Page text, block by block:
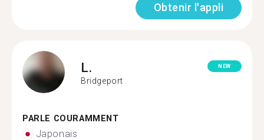
Obtenir l'appli
L.
Bridgeport
NEW
PARLE COURAMMENT
Japonais